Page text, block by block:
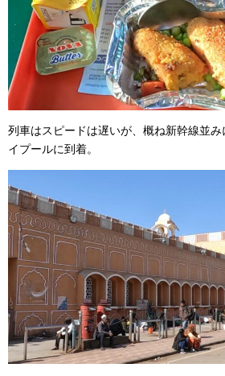
列車はスピードは遅いが、概ね新幹線並
イプールに到着。